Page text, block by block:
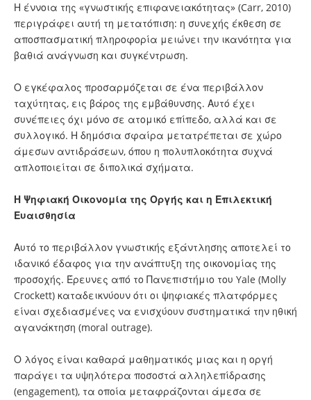
Η έννοια της «γνωστικής επιφανειακότητας» (Carr, 2010)
περιγράφει αυτή τη μετατόπιση: η συνεχής έκθεση σε
αποσπασματική πληροφορία μειώνει την ικανότητα για
βαθιά ανάγνωση και συγκέντρωση.
Ο εγκέφαλος προσαρμόζεται σε ένα περιβάλλον
ταχύτητας, εις βάρος της εμβάθυνσης. Αυτό έχει
συνέπειες όχι μόνο σε ατομικό επίπεδο, αλλά και σε
συλλογικό. Η δημόσια σφαίρα μετατρέπεται σε χώρο
άμεσων αντιδράσεων, όπου η πολυπλοκότητα συχνά
απλοποιείται σε διπολικά σχήματα.
Η Ψηφιακή Οικονομία της Οργής και η Επιλεκτική
Ευαισθησία
Αυτό το περιβάλλον γνωστικής εξάντλησης αποτελεί το
ιδανικό έδαφος για την ανάπτυξη της οικονομίας της
προσοχής. Έρευνες από το Πανεπιστήμιο του Yale (Molly
Crockett) καταδεικνύουν ότι οι ψηφιακές πλατφόρμες
είναι σχεδιασμένες να ενισχύουν συστηματικά την ηθική
αγανάκτηση (moral outrage).
Ο λόγος είναι καθαρά μαθηματικός μιας και η οργή
παράγει τα υψηλότερα ποσοστά αλληλεπίδρασης
(engagement), τα οποία μεταφράζονται άμεσα σε